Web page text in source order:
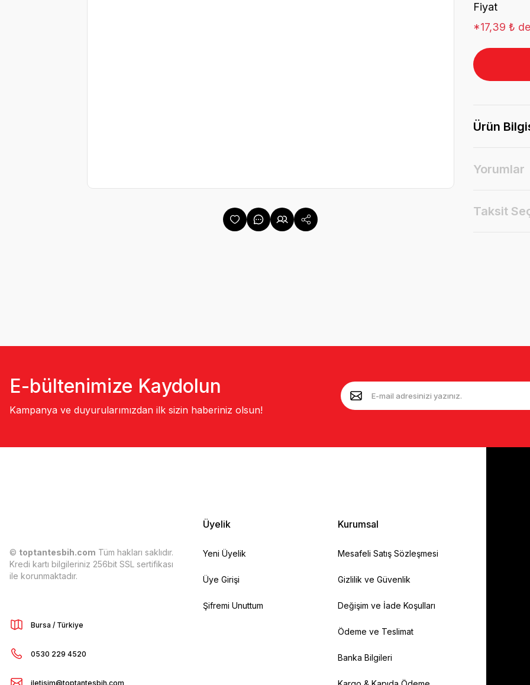
Fiyat
*17,39 ₺
Ürün
Yorumlar
Taksit
E-bültenimize Kaydolun
Kampanya ve duyurularımızdan ilk sizin haberiniz olsun!
© toptantesbih.com Tüm hakları saklıdır.
Kredi kartı bilgileriniz 256bit SSL sertifikası
ile korunmaktadır.
Bursa / Türkiye
0530 229 4520
iletisim@toptantesbih.com
Üyelik
Yeni Üyelik
Üye Girişi
Şifremi Unuttum
Kurumsal
Mesafeli Satış Sözleşmesi
Gizlilik ve Güvenlik
Değişim ve İade Koşulları
Ödeme ve Teslimat
Banka Bilgileri